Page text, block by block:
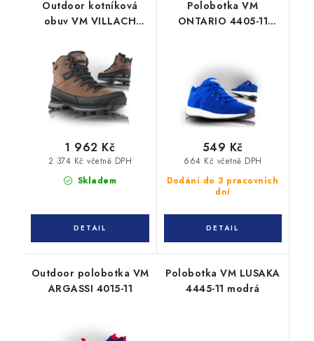
Outdoor kotníková
obuv VM VILLACH
Skladem
2 374 Kč včetně DPH
1 962 Kč
Polobotka VM
ONTARIO 4405-11
Dodání do 3 pracovních
dní
664 Kč včetně DPH
549 Kč
Outdoor polobotka VM
ARGASSI 4015-11
Polobotka VM LUSAKA
4445-11 modrá